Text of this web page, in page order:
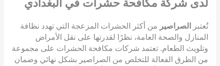
لدى شركة مكافحة حشرات في البغدادي
تُعتبر الصراصير من أكثر الحشرات المزعجة التي تهدد نظافة
المنازل والصحة العامة، نظرًا لقدرتها على نقل الأمراض
وتلويث الطعام. تعتمد شركات مكافحة الحشرات على مجموعة
من الطرق الفعالة للتخلص من الصراصير بشكل نهائي وضمان